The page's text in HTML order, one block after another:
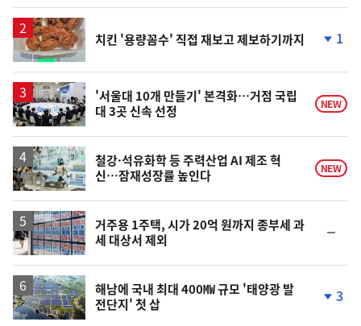
상
치킨 '용량꼼수' 직접 재보고 제보하기까지
하
락
1
'서울대 10개 만들기' 본격화…거점 국립
대 3곳 신속 선정
NEW
철강·석유화학 등 주력산업 AI 제조 혁
신…잠재성장률 높인다
NEW
거주용 1주택, 시가 20억 원까지 종부세 과
세 대상서 제외
일
해남에 국내 최대 400㎿ 규모 '태양광 발
전단지' 첫 삽
3